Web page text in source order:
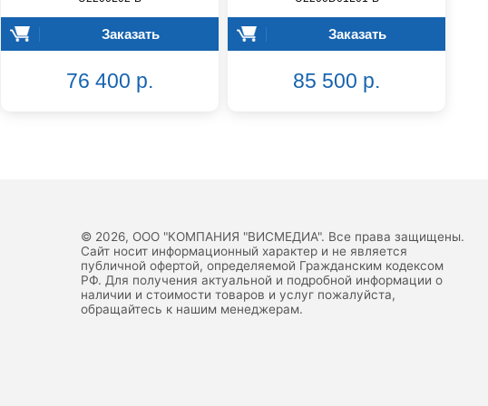
Заказать
76 400 р.
Заказать
85 500 р.
© 2026, ООО "КОМПАНИЯ "ВИСМЕДИА". Все права защищены.
Сайт носит информационный характер и не является
публичной офертой, определяемой Гражданским кодексом
РФ. Для получения актуальной и подробной информации о
наличии и стоимости товаров и услуг пожалуйста,
обращайтесь к нашим менеджерам.